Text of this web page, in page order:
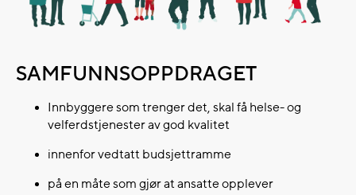
SAMFUNNSOPPDRAGET
Innbyggere som trenger det, skal få helse- og
velferdstjenester av god kvalitet
innenfor vedtatt budsjettramme
på en måte som gjør at ansatte opplever